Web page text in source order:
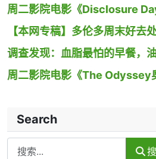
周二影院电影《Disclosure
【本网专稿】多伦多周末好
调查发现：血脂最怕的早餐，
周二影院电影《The Odyssey
Search
Search